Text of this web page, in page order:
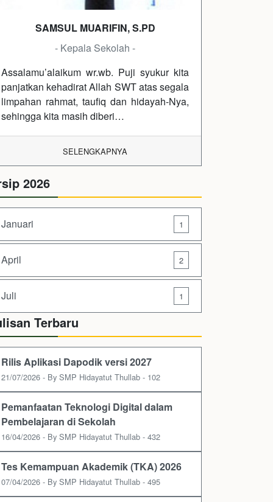
SAMSUL MUARIFIN, S.PD
- Kepala Sekolah -
Assalamu’alaikum wr.wb. Puji syukur kita
panjatkan kehadirat Allah SWT atas segala
limpahan rahmat, taufiq dan hidayah-Nya,
sehingga kita masih diberi…
SELENGKAPNYA
2026
Januari 1
April 2
Juli 1
Terbaru
Rilis Aplikasi Dapodik versi 2027
21/07/2026 - By SMP Hidayatut Thullab - 102
Pemanfaatan Teknologi Digital dalam
Pembelajaran di Sekolah
16/04/2026 - By SMP Hidayatut Thullab - 432
Tes Kemampuan Akademik (TKA) 2026
07/04/2026 - By SMP Hidayatut Thullab - 495